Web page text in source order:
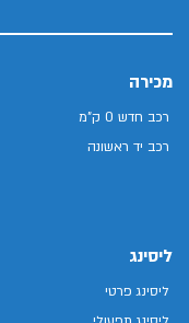
מכירה
רכב חדש 0 ק"מ
רכב יד ראשונה
ליסינג
ליסינג פרטי